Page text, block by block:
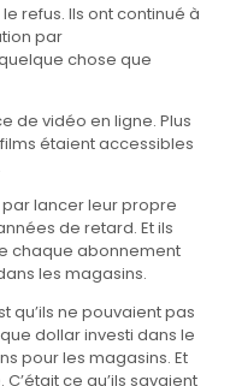
refus. Ils ont continué à
par
chose que
de vidéo en ligne. Plus
étaient accessibles
lancer leur propre
de retard. Et ils
chaque abonnement
les magasins.
qu’ils ne pouvaient pas
dollar investi dans le
pour les magasins. Et
ce qu’ils savaient